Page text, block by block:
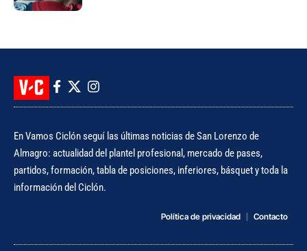
En Vamos Ciclón seguí las últimas noticias de San Lorenzo de
Almagro: actualidad del plantel profesional, mercado de pases,
partidos, formación, tabla de posiciones, inferiores, básquet y toda la
información del Ciclón.
Política de privacidad Contacto